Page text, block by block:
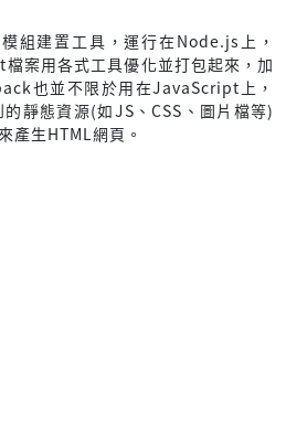
組建置工具，運行在Node.js上，
案用各式工具優化並打包起來，加
也並不限於用在JavaScript上，
靜態資源(如JS、CSS、圖片檔等)
產生HTML網頁。